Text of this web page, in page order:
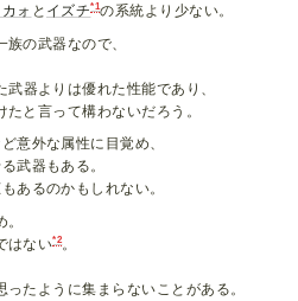
ォ と イズチ*1の系統より少ない。
の武器なので、
武器よりは優れた性能であり、
と言って構わないだろう。
意外な属性に目覚め、
武器もある。
あるのかもしれない。
はない*2。
たように集まらないことがある。